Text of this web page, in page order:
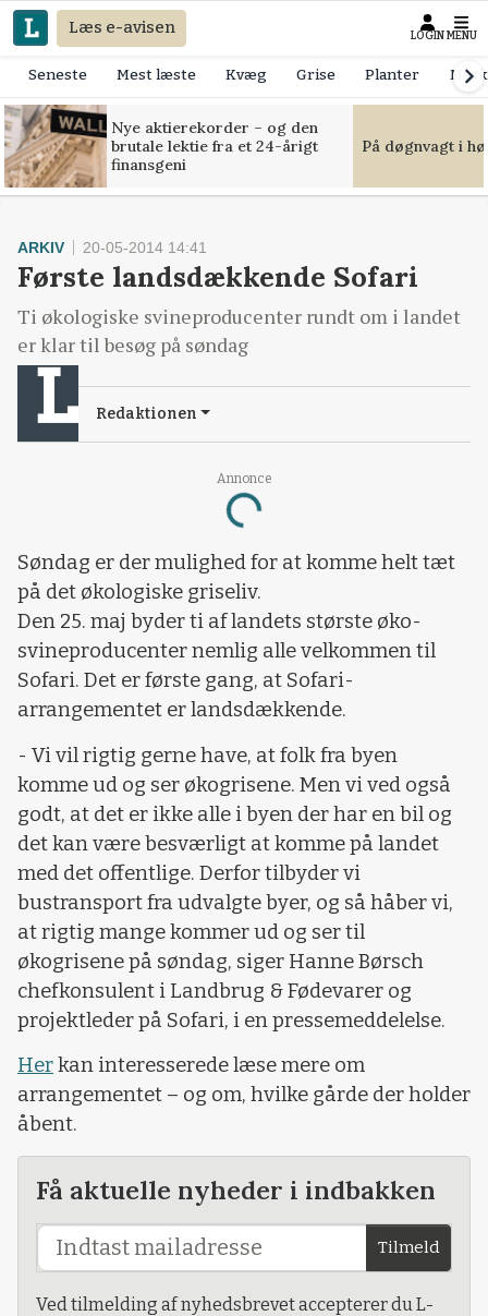
Læs e-avisen LOGIN MENU
Seneste Mest læste Kvæg Grise Planter
Nye aktierekorder – og den
brutale lektie fra et 24-årigt
finansgeni
På døgnvagt i
Annonce
Loading...
ARKIV 20-05-2014 14:41
Første landsdækkende Sofari
Ti økologiske svineproducenter rundt om i landet
er klar til besøg på søndag
Redaktionen
Søndag er der mulighed for at komme helt tæt
på det økologiske griseliv.
Den 25. maj byder ti af landets største øko-
svineproducenter nemlig alle velkommen til
Sofari. Det er første gang, at Sofari-
arrangementet er landsdækkende.
- Vi vil rigtig gerne have, at folk fra byen
komme ud og ser økogrisene. Men vi ved også
godt, at det er ikke alle i byen der har en bil og
det kan være besværligt at komme på landet
med det offentlige. Derfor tilbyder vi
bustransport fra udvalgte byer, og så håber vi,
at rigtig mange kommer ud og ser til
økogrisene på søndag, siger Hanne Børsch
chefkonsulent i Landbrug & Fødevarer og
projektleder på Sofari, i en pressemeddelelse.
Herkan interesserede læse mere om
arrangementet – og om, hvilke gårde der holder
åbent.
Få aktuelle nyheder i indbakken
Tilmeld
Ved tilmelding af nyhedsbrevet accepterer du L-